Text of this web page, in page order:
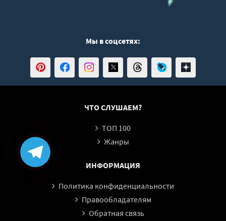
Мы в соцсетях:
ЧТО СЛУШАЕМ?
ТОП 100
Жанры
ИНФОРМАЦИЯ
Политика конфиденциальности
Правообладателям
Обратная связь